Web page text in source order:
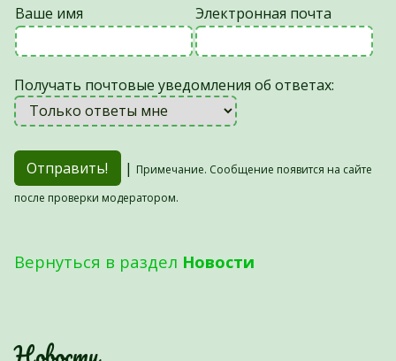
Ваше имя Электронная почта
Получать почтовые уведомления об ответах:
| Примечание. Сообщение появится на сайте
после проверки модератором.
Вернуться в раздел Новости